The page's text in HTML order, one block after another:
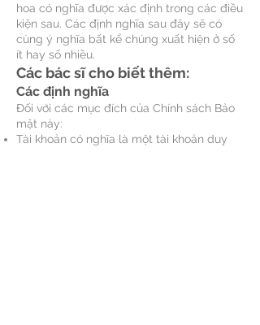
hoa có nghĩa được xác định trong các điều
kiện sau. Các định nghĩa sau đây sẽ có
cùng ý nghĩa bất kể chúng xuất hiện ở số
ít hay số nhiều.
Các bác sĩ cho biết thêm:
Các định nghĩa
Đối với các mục đích của Chính sách Bảo
mật này:
Tài khoản có nghĩa là một tài khoản duy